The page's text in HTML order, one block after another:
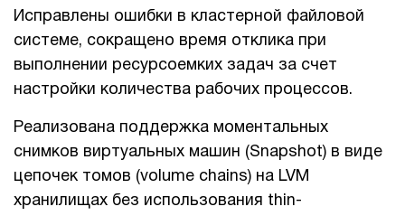
Исправлены ошибки в кластерной файловой
системе, сокращено время отклика при
выполнении ресурсоемких задач за счет
настройки количества рабочих процессов.
Реализована поддержка моментальных
снимков виртуальных машин (Snapshot) в виде
цепочек томов (volume chains) на LVM
хранилищах без использования thin-